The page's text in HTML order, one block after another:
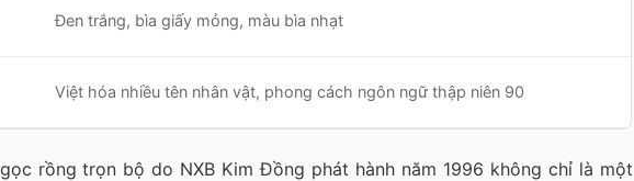
Đen trắng, bìa giấy mỏng, màu bìa nhạt
Việt hóa nhiều tên nhân vật, phong cách ngôn ngữ thập niên 90
rồng trọn bộ do NXB Kim Đồng phát hành năm 1996 không chỉ là một